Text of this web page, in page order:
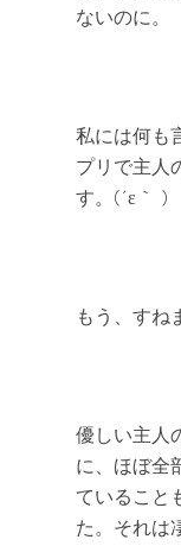
ないのに。
私には何も
プリで主人
す。(´ε｀ )
もう、す
優しい主人
に、ほぼ全
ていること
た。それは